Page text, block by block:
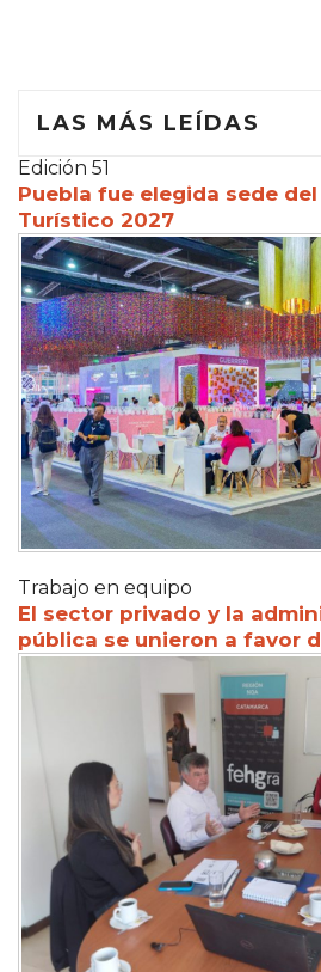
LAS MÁS LEÍDAS
Edición 51
Puebla fue elegida sede
Turístico 2027
Trabajo en equipo
El sector privado y la
pública se unieron a favor